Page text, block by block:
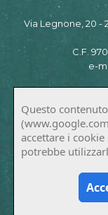
Via Legnone, 20 -
C.F.
e-
Questo
accettare i
potrebbe